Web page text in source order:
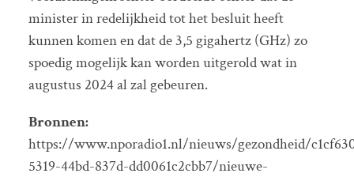
minister in redelijkheid tot het besluit heeft
kunnen komen en dat de 3,5 gigahertz (GHz) zo
spoedig mogelijk kan worden uitgerold wat in
augustus 2024 al zal gebeuren.
Bronnen:
https://www.nporadio1.nl/nieuws/gezondheid/
5319-44bd-837d-dd0061c2cbb7/nieuwe-